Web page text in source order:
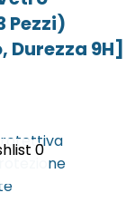
Pezzi)
9H]
0
0